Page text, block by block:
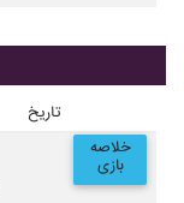
تاریخ
خلاصه
بازی